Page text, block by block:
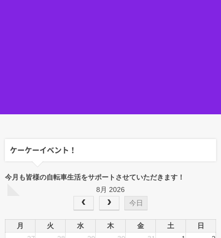
ケーケーイベント！
今月も皆様の自転車生活をサポートさせていただきます！
8月 2026
今日
月 火 水 木 金 土
日